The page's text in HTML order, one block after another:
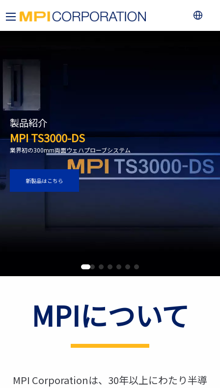
製品紹介
MPI TS3000-DS
業界初の300mm両面ウェハプローブシステム
新製品はこちら
MPIについて
MPI Corporationは、30年以上にわたり半導